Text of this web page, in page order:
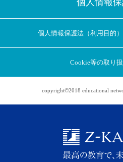
アプリに切り替え
アプリ限定のコラ
個人情報
個人情報保護法（利用目的
Cookie等の取り
copyright©2018 educational